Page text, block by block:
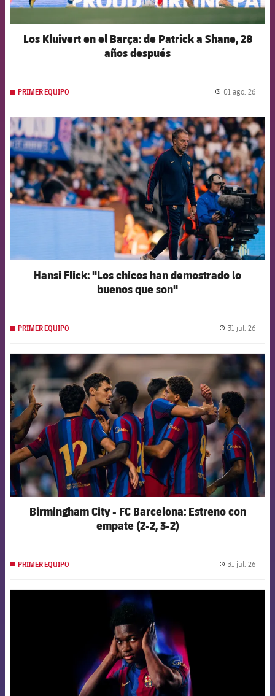
Los Kluivert en el Barça: de Patrick a Shane, 28
años después
PRIMER EQUIPO 01 ago. 26
FCB Barcelona badge
Hansi Flick: "Los chicos han demostrado lo
buenos que son"
PRIMER EQUIPO 31 jul. 26
FCB Barcelona badge
Birmingham City - FC Barcelona: Estreno con
empate (2-2, 3-2)
PRIMER EQUIPO 31 jul. 26
FCB Barcelona badge